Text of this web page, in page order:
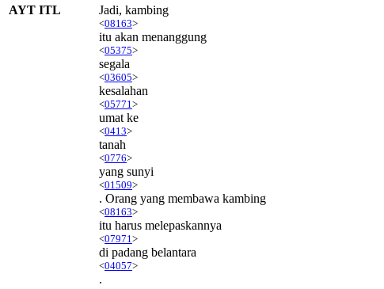
AYT ITL
Jadi, kambing
<08163>
itu akan menanggung
<05375>
segala
<03605>
kesalahan
<05771 >
umat ke
<0413>
tanah
<0776>
yang sunyi
<01509>
. Orang yang membawa kambing
<08163>
itu harus melepaskannya
<07971 >
di padang belantara
<04057>
.